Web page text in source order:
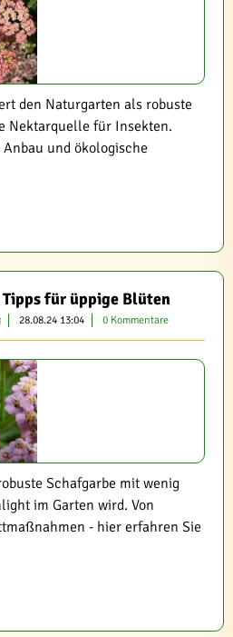
den Naturgarten als robuste
Nektarquelle für Insekten.
und ökologische
für üppige Blüten
28.08.24 13:04 0 Kommentare
Schafgarbe mit wenig
im Garten wird. Von
- hier erfahren Sie